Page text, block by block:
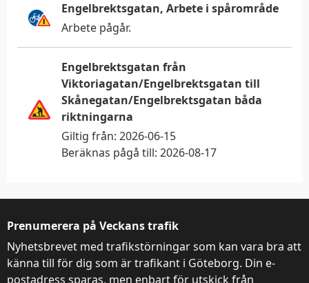
Engelbrektsgatan, Arbete i spårområde
Arbete pågår.
Engelbrektsgatan från
Viktoriagatan/Engelbrektsgatan till
Skånegatan/Engelbrektsgatan båda
riktningarna
Giltig från: 2026-06-15
Beräknas pågå till: 2026-08-17
Prenumerera på Veckans trafik
Nyhetsbrevet med trafikstörningar som kan vara bra att
känna till för dig som är trafikant i Göteborg. Din e-
postadress sparas, men enbart för utskick från